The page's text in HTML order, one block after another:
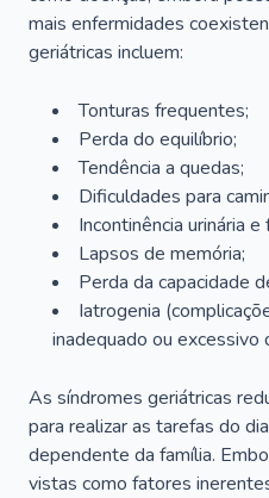
mais enfermidades
geriátricas incluem:
Tonturas frequentes;
Perda do equilíbrio;
Tendência a quedas;
Dificuldades para
Incontinência urinária e
Lapsos de memória;
Perda da capacidade
Iatrogenia
inadequado ou excessivo
As síndromes geriátricas
para realizar as tarefas do
dependente da família.
vistas como fatores